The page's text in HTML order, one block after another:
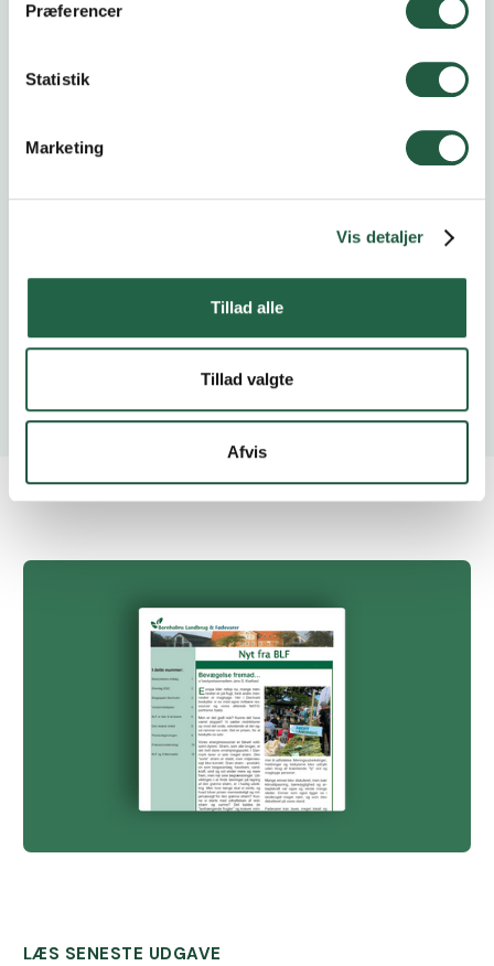
Præferencer
Statistik
Marketing
Vis detaljer
Tillad alle
Tillad valgte
Afvis
4.11.2026
Se alle begivenheder
LÆS SENESTE UDGAVE